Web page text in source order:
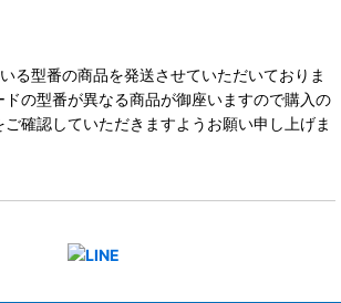
る型番の商品を発送させていただいておりま
の型番が異なる商品が御座いますので購入の
確認していただきますようお願い申し上げま